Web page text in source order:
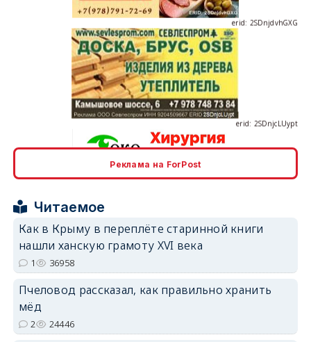
erid: 2SDnjcrDNw6
Реклама на ForPost
Читаемое
Как в Крыму в переплёте старинной книги
нашли ханскую грамоту XVI века
1 36958
Пчеловод рассказал, как правильно хранить
мёд
2 24446